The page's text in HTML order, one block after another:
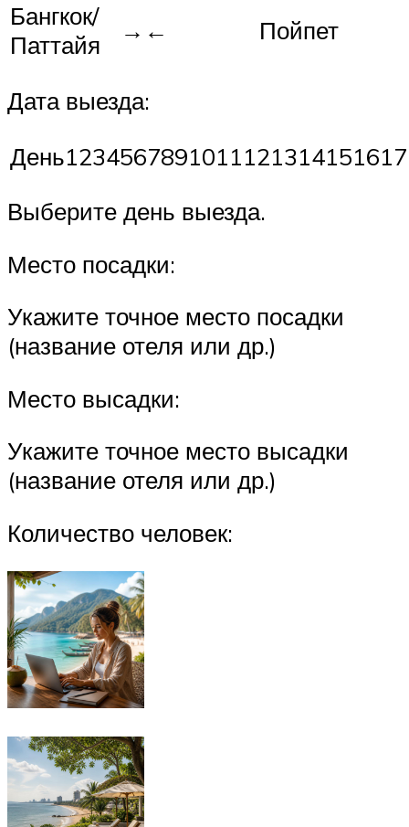
Бангкок/
Паттайя
→← Пойпет
Дата выезда:
Выберите день выезда.
Место посадки:
Укажите точное место посадки
(название отеля или др.)
Место высадки:
Укажите точное место высадки
(название отеля или др.)
Количество человек: